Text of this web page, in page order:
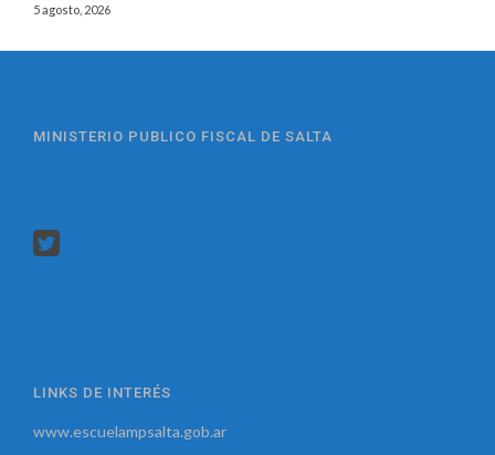
5 agosto, 2026
MINISTERIO PUBLICO FISCAL DE SALTA
LINKS DE INTERÉS
www.escuelampsalta.gob.ar